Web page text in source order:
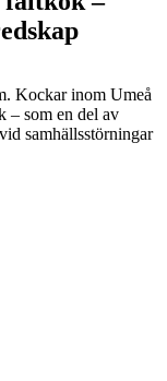
Kockar inom Umeå
– som en del av
samhällsstörningar